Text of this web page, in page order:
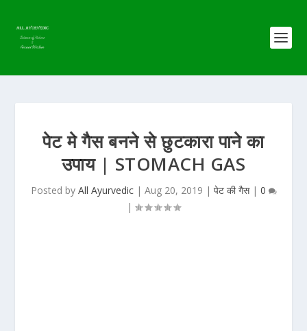
पेट मे गैस बनने से छुटकारा पाने का
उपाय | STOMACH GAS
Posted by All Ayurvedic| Aug 20, 2019 | पेट की गैस| 0
|